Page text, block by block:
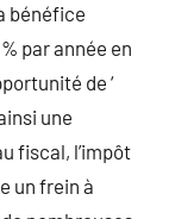
bénéfice
par année en
de ‘
une
fiscal, l’impôt
un frein à